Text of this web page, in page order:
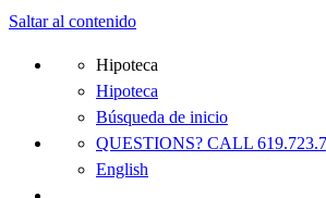
Saltar al contenido
Hipoteca
Hipoteca
Búsqueda de inicio
QUESTIONS? CALL
English